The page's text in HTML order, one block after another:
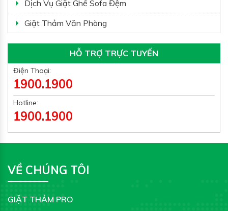
Dịch Vụ Giặt Ghế Sofa Đệm
Giặt Thảm Văn Phòng
HỖ TRỢ TRỰC TUYẾN
Điện Thoại:
1900.1900
Hotline:
1900.1900
VỀ CHÚNG TÔI
GIẶT THẢM PRO